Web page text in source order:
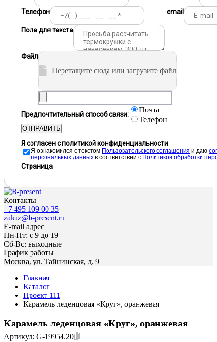
Телефон email
Поле для текста
Файл
Перетащите сюда или загрузите файл
Предпочтительный способ связи:
Почта
Телефон
ОТПРАВИТЬ
Я согласен с политикой конфиденциальности
Я ознакомился с текстом Пользовательского соглашения и даю
персональных данных в соответствии с Политикой обработки
Страница
Контакты
+7 495 109 00 35
zakaz@b-present.ru
E-mail адрес
Пн-Пт: с 9 до 19
Сб-Вс: выходные
График работы
Москва, ул. Тайнинская, д. 9
Главная
Каталог
Проект 111
Карамель леденцовая «Круг», оранжевая
Карамель леденцовая «Круг», оранжевая
Артикул: G-19954.20